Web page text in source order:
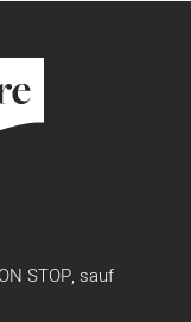
STOP, sauf